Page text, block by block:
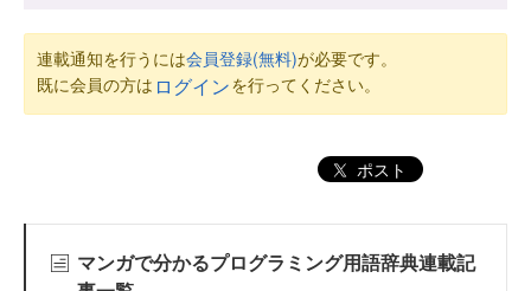
連載通知を行うには会員登録(無料)が必要です。
既に会員の方は ログインを行ってください。
ポスト
マンガで分かるプログラミング用語辞典連載記